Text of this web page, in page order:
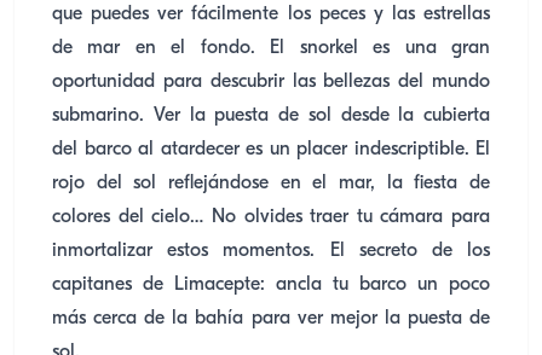
que puedes ver fácilmente los peces y las estrellas
de mar en el fondo. El snorkel es una gran
oportunidad para descubrir las bellezas del mundo
submarino. Ver la puesta de sol desde la cubierta
del barco al atardecer es un placer indescriptible. El
rojo del sol reflejándose en el mar, la fiesta de
colores del cielo… No olvides traer tu cámara para
inmortalizar estos momentos. El secreto de los
capitanes de Limacepte: ancla tu barco un poco
más cerca de la bahía para ver mejor la puesta de